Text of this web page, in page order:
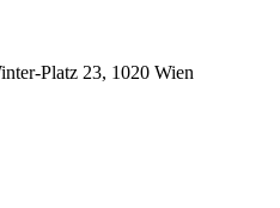
Platz 23, 1020 Wien